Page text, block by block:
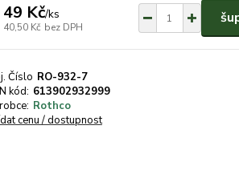
49 Kč/ks
40,50 Kč bez DPH
Číslo RO-932-7
kód: 613902932999
Rothco
cenu / dostupnost